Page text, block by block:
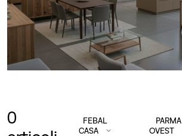
0
FEBAL
CASA
PARMA
OVEST